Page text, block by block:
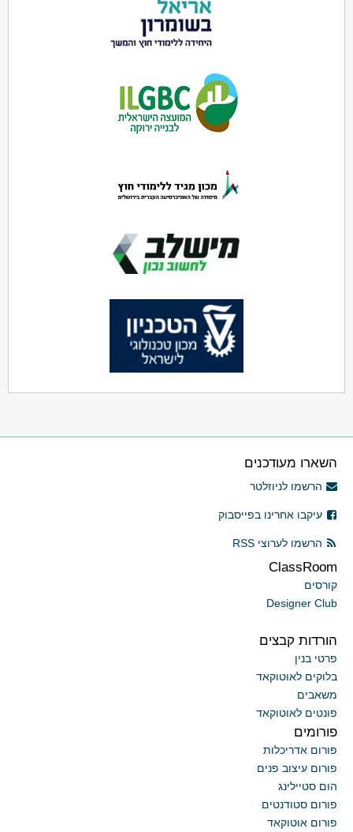
השארו מעודכנים
הרשמו לניוזלטר
עיקבו אחרינו בפייסבוק
הרשמו לערוצי RSS
ClassRoom
קורסים
Designer Club
הורדות קבצים
פרטי בנין
בלוקים לאוטוקאד
משאבים
פונטים לאוטוקאד
פורומים
פורום אדריכלות
פורום עיצוב פנים
הום סטיילינג
פורום סטודנטים
פורום אוטוקאד